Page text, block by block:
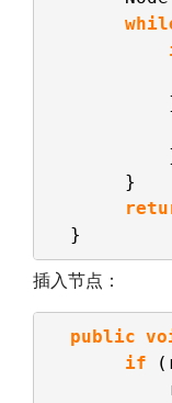
}
}
插入节点：
public
if